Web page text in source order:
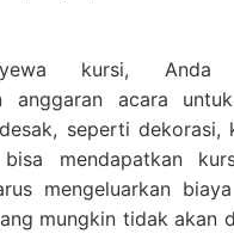
kursi,
anggaran acara
seperti dekorasi,
mendapatkan
mengeluarkan
mungkin tidak akan